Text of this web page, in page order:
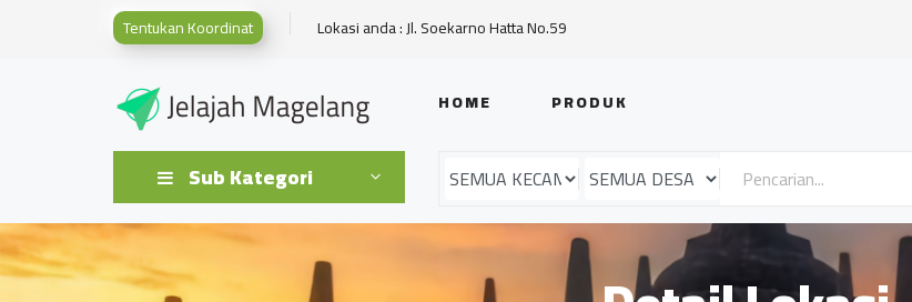
Tentukan Koordinat Lokasi anda : Jl. Soekarno Hatta No.59
HOME PRODUK
Sub Kategori